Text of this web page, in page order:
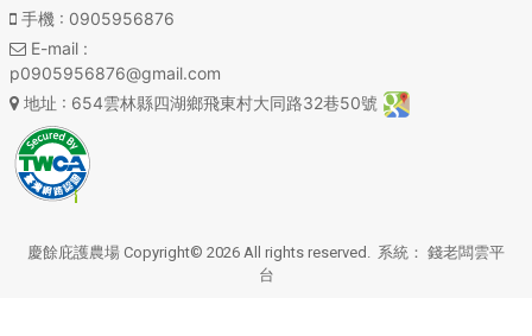
手機 : 0905956876
E-mail:
p0905956876@gmail.com
地址 : 654雲林縣四湖鄉飛東村大同路32巷50號
慶餘庇護農場 Copyright© 2026 All rights reserved. 系統： 錢老闆雲平
台